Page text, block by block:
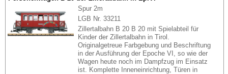
Spur 2m
LGB Nr. 33211
Zillertalbahn B 20 B 20 mit Spielabteil für
Kinder der Zillertalbahn in Tirol.
Originalgetreue Farbgebung und Beschriftung
in der Ausführung der Epoche VI, so wie der
Wagen heute noch im Dampfzug im Einsatz
ist. Komplette Inneneinrichtung, Türen in